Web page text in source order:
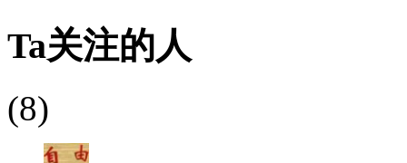
Ta关注的人
(8)